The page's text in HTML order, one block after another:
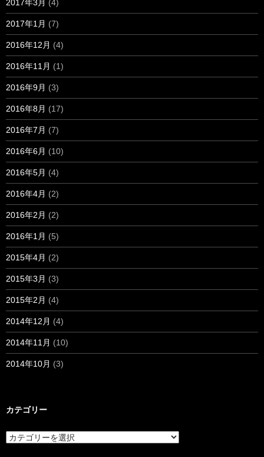
2017年3月 (4)
2017年1月 (7)
2016年12月 (4)
2016年11月 (1)
2016年9月 (3)
2016年8月 (17)
2016年7月 (7)
2016年6月 (10)
2016年5月 (4)
2016年4月 (2)
2016年2月 (2)
2016年1月 (5)
2015年4月 (2)
2015年3月 (3)
2015年2月 (4)
2014年12月 (4)
2014年11月 (10)
2014年10月 (3)
カテゴリー
カ
テ